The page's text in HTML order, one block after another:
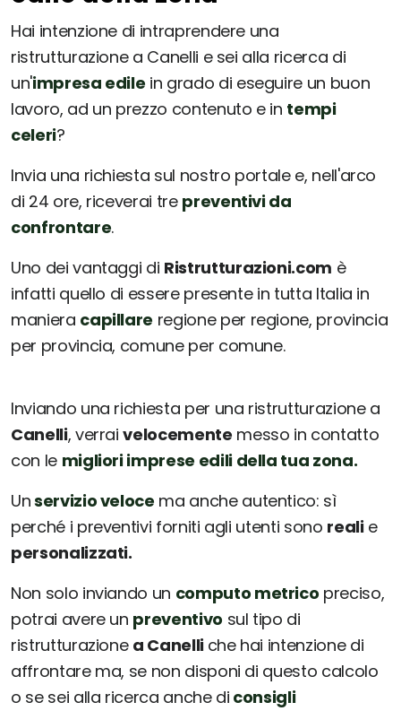
Hai intenzione di intraprendere una
ristrutturazione a Canelli e sei alla ricerca di
un'impresa edile in grado di eseguire un buon
lavoro, ad un prezzo contenuto e in tempi
celeri?
Invia una richiesta sul nostro portale e, nell'arco
di 24 ore, riceverai tre preventivi da
confrontare.
Uno dei vantaggi di Ristrutturazioni.com è
infatti quello di essere presente in tutta Italia in
maniera capillare regione per regione, provincia
per provincia, comune per comune.
Inviando una richiesta per una ristrutturazione a
Canelli, verraivelocemente messo in contatto
con le migliori imprese edili della tua zona.
Unservizio veloce ma anche autentico: sì
perché i preventivi forniti agli utenti sono realie
personalizzati.
Non solo inviando un computo metrico preciso,
potrai avere un preventivo sul tipo di
ristrutturazione a Canelli che hai intenzione di
affrontare ma, se non disponi di questo calcolo
o se sei alla ricerca anche di consigli